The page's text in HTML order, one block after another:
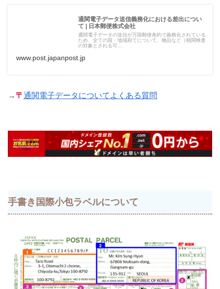
通関電子データ送信義務化における差出につい
て | 日本郵便株式会社
通関電子データの送信が万国郵便条約で義務化されている
ため、全ての国・地域宛てについて、物品など（税関検査
の対象とされる可...
www.post.japanpost.jp
→ 〒 通関電子データについてよくある質問
手書き国際小包ラベルについて